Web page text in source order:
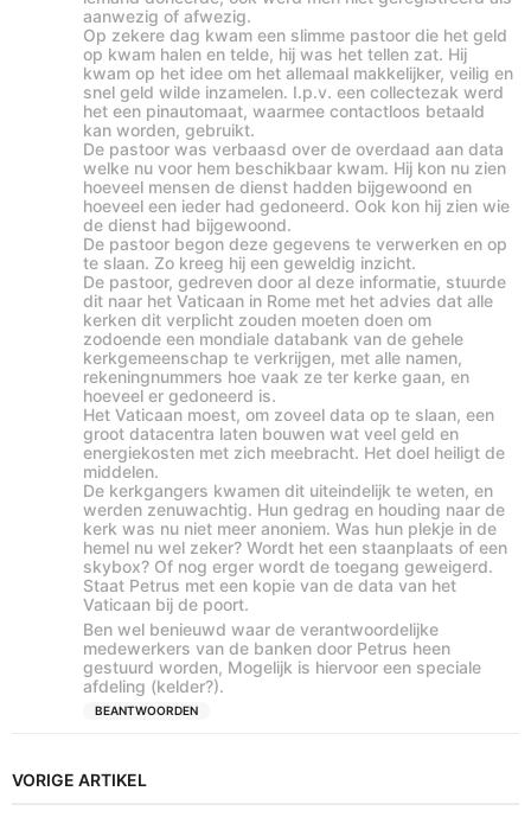
aanwezig of afwezig.
Op zekere dag kwam een slimme pastoor die het geld
op kwam halen en telde, hij was het tellen zat. Hij
kwam op het idee om het allemaal makkelijker, veilig en
snel geld wilde inzamelen. I.p.v. een collectezak werd
het een pinautomaat, waarmee contactloos betaald
kan worden, gebruikt.
De pastoor was verbaasd over de overdaad aan data
welke nu voor hem beschikbaar kwam. Hij kon nu zien
hoeveel mensen de dienst hadden bijgewoond en
hoeveel een ieder had gedoneerd. Ook kon hij zien wie
de dienst had bijgewoond.
De pastoor begon deze gegevens te verwerken en op
te slaan. Zo kreeg hij een geweldig inzicht.
De pastoor, gedreven door al deze informatie, stuurde
dit naar het Vaticaan in Rome met het advies dat alle
kerken dit verplicht zouden moeten doen om
zodoende een mondiale databank van de gehele
kerkgemeenschap te verkrijgen, met alle namen,
rekeningnummers hoe vaak ze ter kerke gaan, en
hoeveel er gedoneerd is.
Het Vaticaan moest, om zoveel data op te slaan, een
groot datacentra laten bouwen wat veel geld en
energiekosten met zich meebracht. Het doel heiligt de
middelen.
De kerkgangers kwamen dit uiteindelijk te weten, en
werden zenuwachtig. Hun gedrag en houding naar de
kerk was nu niet meer anoniem. Was hun plekje in de
hemel nu wel zeker? Wordt het een staanplaats of een
skybox? Of nog erger wordt de toegang geweigerd.
Staat Petrus met een kopie van de data van het
Vaticaan bij de poort.
Ben wel benieuwd waar de verantwoordelijke
medewerkers van de banken door Petrus heen
gestuurd worden, Mogelijk is hiervoor een speciale
afdeling (kelder?).
BEANTWOORDEN
VORIGE ARTIKEL